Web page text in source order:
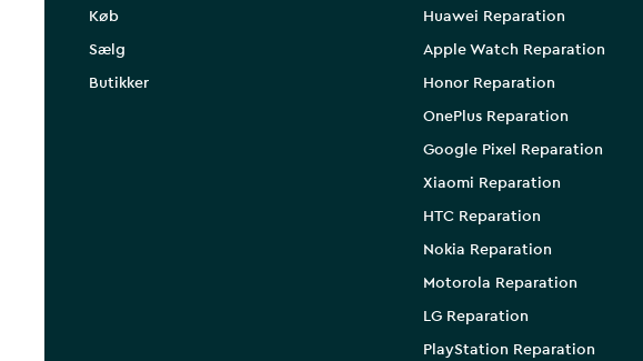
Køb
Sælg
Butikker
Huawei Reparation
Apple Watch Reparation
Honor Reparation
OnePlus Reparation
Google Pixel Reparation
Xiaomi Reparation
HTC Reparation
Nokia Reparation
Motorola Reparation
LG Reparation
PlayStation Reparation